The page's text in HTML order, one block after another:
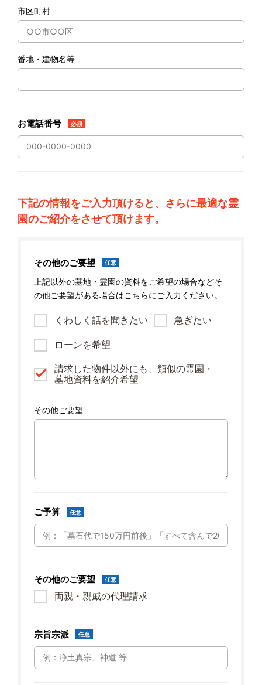
市区町村
番地・建物名等
お電話番号 必須
下記の情報をご入力頂けると、さらに最適な霊
園のご紹介をさせて頂けます。
その他のご要望 任意
上記以外の墓地・霊園の資料をご希望の場合などそ
の他ご要望がある場合はこちらにご入力ください。
くわしく話を聞きたい 急ぎたい
ローンを希望
請求した物件以外にも、類似の霊園・
墓地資料を紹介希望
その他ご要望
ご予算 任意
その他のご要望 任意
両親・親戚の代理請求
宗旨宗派 任意